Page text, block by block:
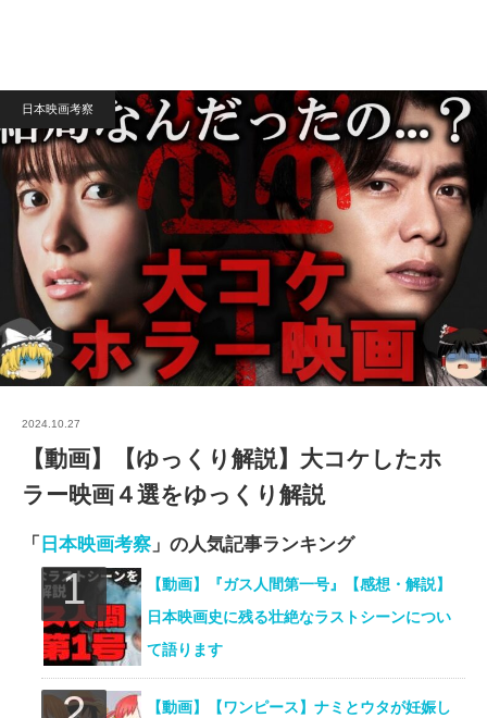
日本映画考察
2024.10.27
【動画】【ゆっくり解説】大コケしたホ
ラー映画４選をゆっくり解説
「 日本映画考察 」の人気記事ランキング
【動画】『ガス人間第一号』【感想・解説】
日本映画史に残る壮絶なラストシーンについ
て語ります
【動画】【ワンピース】ナミとウタが妊娠し